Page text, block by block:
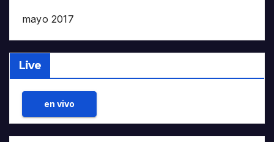
mayo 2017
Live
en vivo